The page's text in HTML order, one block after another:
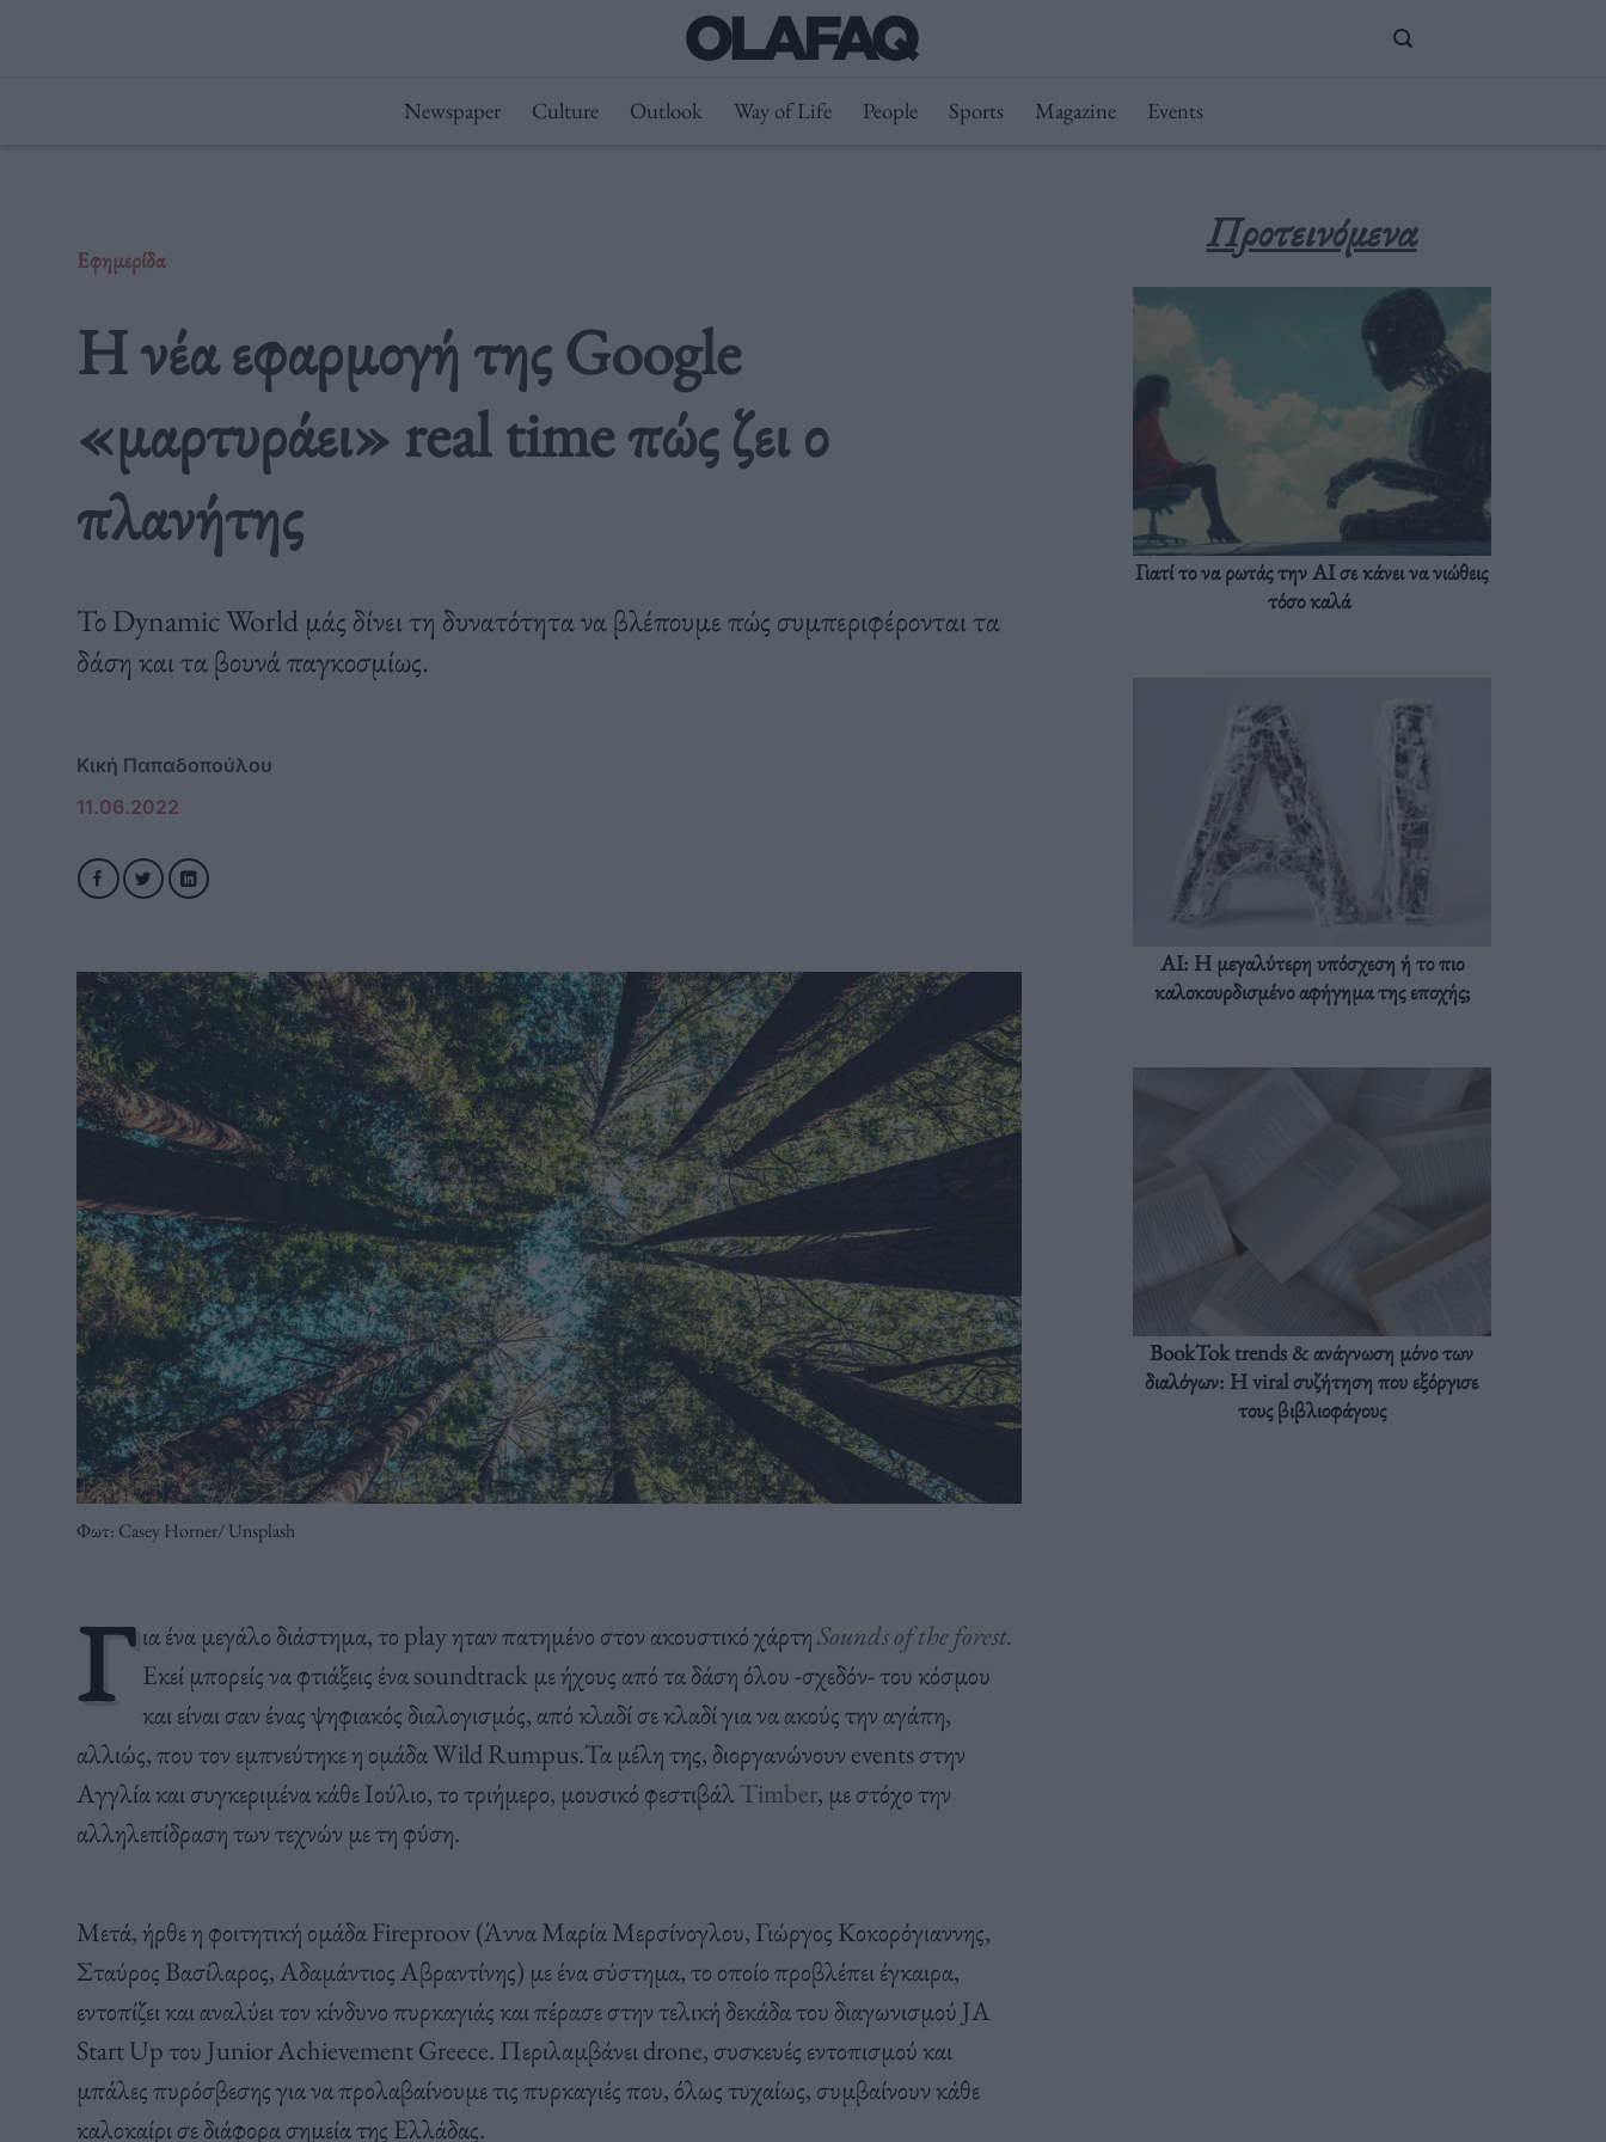
Newspaper Culture Outlook Way of Life People Sports Magazine Events
Εφημερίδα
Η νέα εφαρμογή της Google
«μαρτυράει» real time πώς ζει ο
πλανήτης
Το Dynamic World μάς δίνει τη δυνατότητα να βλέπουμε πώς συμπεριφέρονται τα
δάση και τα βουνά παγκοσμίως.
Κική Παπαδοπούλου
11.06.2022
Φωτ: Casey Horner/ Unsplash
Γ ια ένα μεγάλο διάστημα, το play ηταν πατημένο στον ακουστικό χάρτηSounds of the forest.
Εκεί μπορείς να φτιάξεις ένα soundtrack με ήχους από τα δάση όλου -σχεδόν- του κόσμου
και είναι σαν ένας ψηφιακός διαλογισμός, από κλαδί σε κλαδί για να ακούς την αγάπη,
αλλιώς, που τον εμπνεύτηκε η ομάδα Wild Rumpus.Τα μέλη της, διοργανώνουν events στην
Αγγλία και συγκεριμένα κάθε Ιούλιο, το τριήμερο, μουσικό φεστιβάλ Timber, με στόχο την
αλληλεπίδραση των τεχνών με τη φύση.
Μετά, ήρθε η φοιτητική ομάδα Fireproov (Άννα Μαρία Μερσίνογλου, Γιώργος Κοκορόγιαννης,
Σταύρος Βασίλαρος, Αδαμάντιος Αβραντίνης) με ένα σύστημα, το οποίο προβλέπει έγκαιρα,
εντοπίζει και αναλύει τον κίνδυνο πυρκαγιάς και πέρασε στην τελική δεκάδα του διαγωνισμού JA
Start Up του Junior Achievement Greece. Περιλαμβάνει drone, συσκευές εντοπισμού και
μπάλες πυρόσβεσης για να προλαβαίνουμε τις πυρκαγιές που, όλως τυχαίως, συμβαίνουν κάθε
καλοκαίρι σε διάφορα σημεία της Ελλάδας.
Προτεινόμενα
Γιατί το να ρωτάς την AI σε κάνει να νιώθεις
τόσο καλά
AI: Η μεγαλύτερη υπόσχεση ή το πιο
καλοκουρδισμένο αφήγημα της εποχής;
BookTok trends & ανάγνωση μόνο των
διαλόγων: Η viral συζήτηση που εξόργισε
τους βιβλιοφάγους